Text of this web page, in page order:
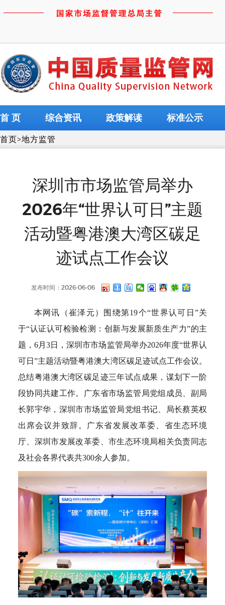
首 页 综合资讯 政策解读 标准公示
首页>地方监管
深圳市市场监管局举办
2026年“世界认可日”主题
活动暨粤港澳大湾区碳足
迹试点工作会议
发布时间：2026-06-06
本网讯（崔泽元）围绕第19个“世界认可日”关
于“认证认可检验检测：创新与发展新质生产力”的主
题，6月3日，深圳市市场监管局举办2026年度“世界认
可日”主题活动暨粤港澳大湾区碳足迹试点工作会议。
总结粤港澳大湾区碳足迹三年试点成果，谋划下一阶
段协同共建工作。广东省市场监管局党组成员、副局
长郭宇华，深圳市市场监管局党组书记、局长蔡英权
出席会议并致辞。广东省发展改革委、省生态环境
厅、深圳市发展改革委、市生态环境局相关负责同志
及社会各界代表共300余人参加。